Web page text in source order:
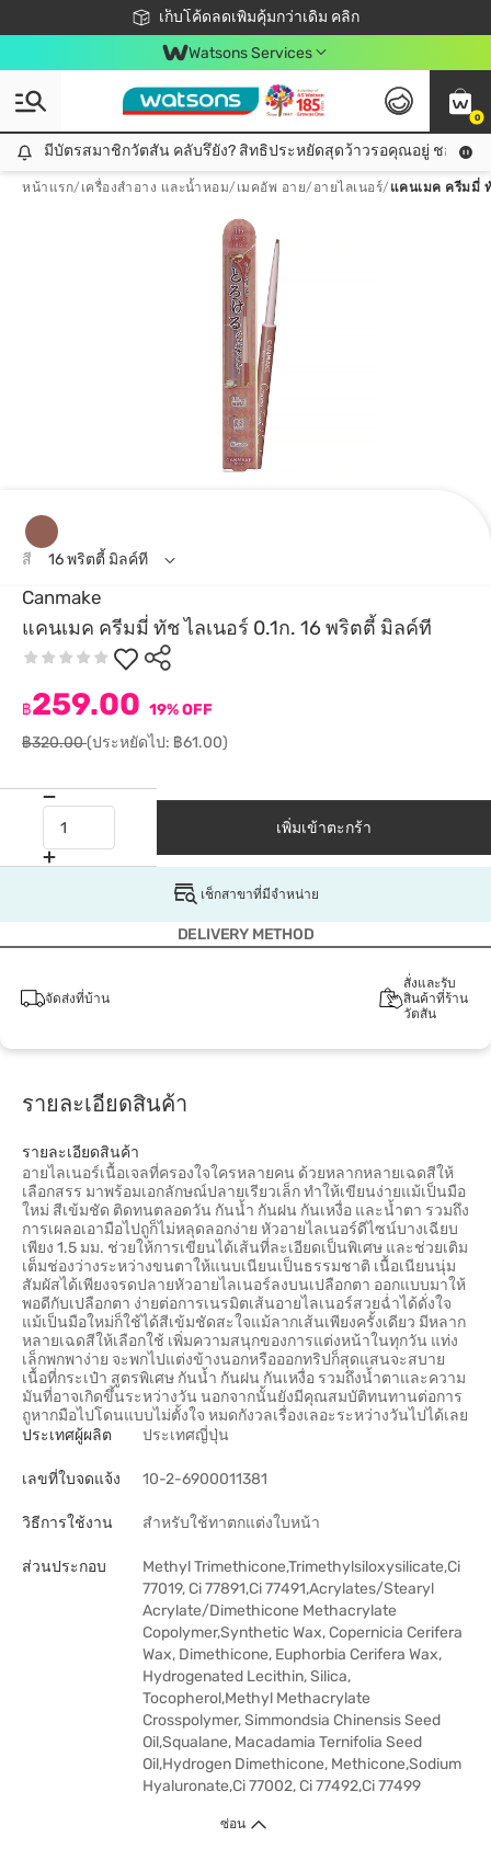
เก็บโค้ดลดเพิ่มคุ้มกว่าเดิม คลิก
ชอปออนไลน์ครั้งแรก ลดเพิ่มจุก ๆ 10%! 🎉
📦ส่งฟรี! เมื่อชอป 499฿
สมาชิกวัตสัน คลับดียังไง?
Watsons Services
0
มีบัตรสมาชิกวัตสัน คลับรึยัง? สิทธิประหยัดสุดว้าวรอคุณอยู่ ชอปคุ้มกว่าเดิม คลิก!
มีบัตรสมาชิกวัตสัน คลับรึยัง? สิทธิประหยัดสุดว้าวรอคุณอยู่ ชอปคุ้มก
หน้าแรก/ เครื่องสำอาง และน้ำหอม/ เมคอัพ อาย/ อายไลเนอร์/ แคนเมค ครีมมี่
Canmake
แคนเมค ครีมมี่ ทัช ไลเนอร์ 0.1ก. 16 พริตตี้ มิลค์ที
฿259.00 19% OFF
฿320.00(ประหยัดไป: ฿61.00)
สี 16 พริตตี้ มิลค์ที
เพิ่มเข้าตะกร้า
เช็กสาขาที่มีจำหน่าย
DELIVERY METHOD
จัดส่งที่บ้าน
สั่งและรับ
สินค้าที่ร้าน
วัตสัน
รายละเอียดสินค้า
รายละเอียดสินค้า
อายไลเนอร์เนื้อเจลที่ครองใจใครหลายคน ด้วยหลากหลายเฉดสีให้
เลือกสรร มาพร้อมเอกลักษณ์ปลายเรียวเล็ก ทำให้เขียนง่ายแม้เป็นมือ
ใหม่ สีเข้มชัด ติดทนตลอดวัน กันน้ำ กันฝน กันเหงื่อ และน้ำตา รวมถึง
การเผลอเอามือไปถูก็ไม่หลุดลอกง่าย หัวอายไลเนอร์ดีไซน์บางเฉียบ
เพียง 1.5 มม. ช่วยให้การเขียนได้เส้นที่ละเอียดเป็นพิเศษ และช่วยเติม
เต็มช่องว่างระหว่างขนตาให้แนบเนียนเป็นธรรมชาติ เนื้อเนียนนุ่ม
สัมผัสได้เพียงจรดปลายหัวอายไลเนอร์ลงบนเปลือกตา ออกแบบมาให้
พอดีกับเปลือกตา ง่ายต่อการเนรมิตเส้นอายไลเนอร์สวยฉ่ำได้ดั่งใจ
แม้เป็นมือใหม่ก็ใช้ได้สีเข้มชัดสะใจแม้ลากเส้นเพียงครั้งเดียว มีหลาก
หลายเฉดสีให้เลือกใช้ เพิ่มความสนุกของการแต่งหน้าในทุกวัน แท่ง
เล็กพกพาง่าย จะพกไปแต่งข้างนอกหรือออกทริปก็สุดแสนจะสบาย
เนื้อที่กระเป๋า สูตรพิเศษ กันน้ำ กันฝน กันเหงื่อ รวมถึงน้ำตาและความ
มันที่อาจเกิดขึ้นระหว่างวัน นอกจากนั้นยังมีคุณสมบัติทนทานต่อการ
ถูหากมือไปโดนแบบไม่ตั้งใจ หมดกังวลเรื่องเลอะระหว่างวันไปได้เลย
ประเทศผู้ผลิต
ประเทศญี่ปุ่น
เลขที่ใบจดแจ้ง 10-2-6900011381
วิธีการใช้งาน สำหรับใช้ทาตกแต่งใบหน้า
ส่วนประกอบ
Methyl Trimethicone,Trimethylsiloxysilicate,Ci
77019, Ci 77891,Ci 77491,Acrylates/Stearyl
Acrylate/Dimethicone Methacrylate
Copolymer,Synthetic Wax, Copernicia Cerifera
Wax, Dimethicone, Euphorbia Cerifera Wax,
Hydrogenated Lecithin, Silica,
Tocopherol,Methyl Methacrylate
Crosspolymer, Simmondsia Chinensis Seed
Oil,Squalane, Macadamia Ternifolia Seed
Oil,Hydrogen Dimethicone, Methicone,Sodium
Hyaluronate,Ci 77002, Ci 77492,Ci 77499
ซ่อน